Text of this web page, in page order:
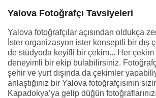
Yalova Fotoğrafçı Tavsiyeleri
Yalova fotoğrafçılar açısından oldukça
İster organizasyon ister konseptli bir dış
de stüdyoda keyifli bir çekim... Her
deneyimli bir ekip bulabilirsiniz.
şehir ve yurt dışında da çekimler
anlaştığınız bir Yalova fotoğrafçısının
Kapadokya’ya gelip düğün